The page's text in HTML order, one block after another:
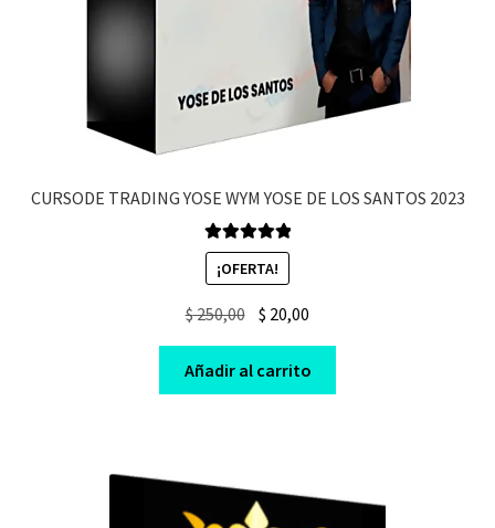
CURSODE TRADING YOSE WYM YOSE DE LOS SANTOS 2023
Valorado en
5.00de 5
¡OFERTA!
$250,00 Original
was:
$ 250,00.
$ 20,00
is:
$ 20,00.
Añadir al carrito